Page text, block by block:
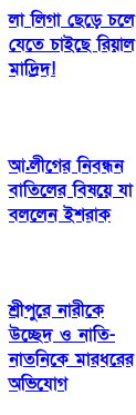
লা লিগা ছেড়ে চলে
যেতে চাইছে রিয়াল
মাদ্রিদ!
আ.লীগের নিবন্ধন
বাতিলের বিষয়ে যা
বললেন ইশরাক
শ্রীপুরে নারীকে
উচ্ছেদ ও নাতি-
নাতনিকে মারধরের
অভিযোগ